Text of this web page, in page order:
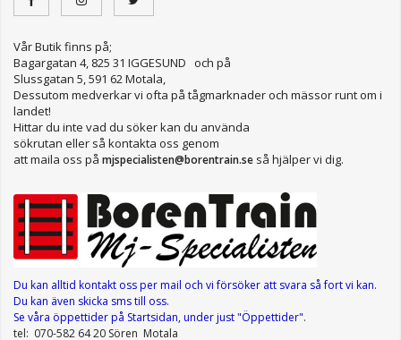
Vår Butik finns på;
Bagargatan 4, 825 31 IGGESUND och på
Slussgatan 5, 591 62 Motala,
Dessutom medverkar vi ofta på tågmarknader och mässor runt om i
landet!
Hittar du inte vad du söker kan du använda
sökrutan eller så kontakta oss genom
att maila oss på mjspecialisten@borentrain.se så hjälper vi dig.
Du kan alltid kontakt oss per mail och vi försöker att svara så fort vi kan.
Du kan även skicka sms till oss.
Se våra öppettiderpå Startsidan, under just "Öppettider".
tel: 070-582 64 20 Sören Motala